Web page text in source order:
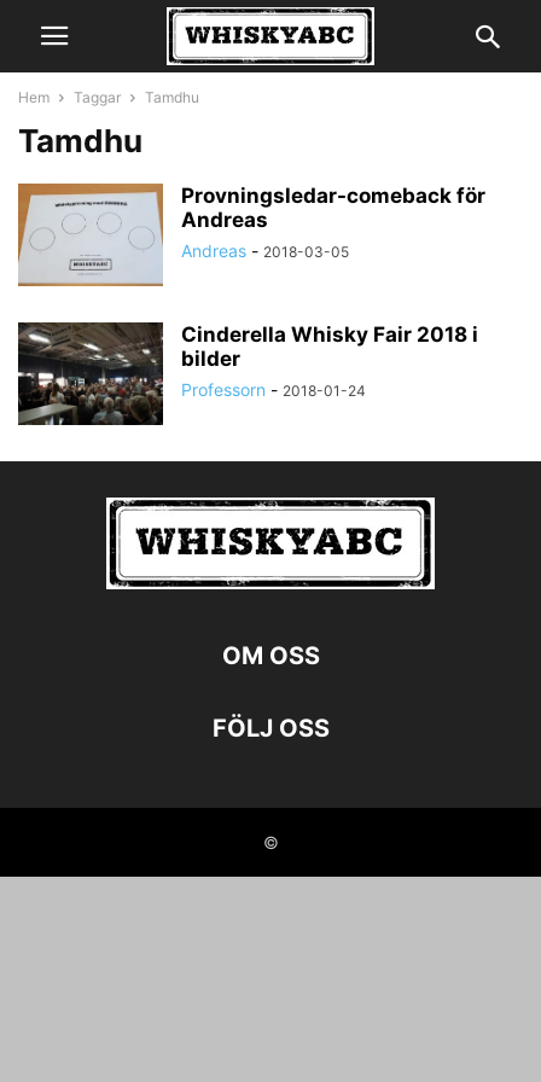
Hem Taggar Tamdhu
Tamdhu
Provningsledar-comeback för
Andreas
Andreas - 2018-03-05
Cinderella Whisky Fair 2018 i
bilder
Professorn - 2018-01-24
OM OSS
FÖLJ OSS
©